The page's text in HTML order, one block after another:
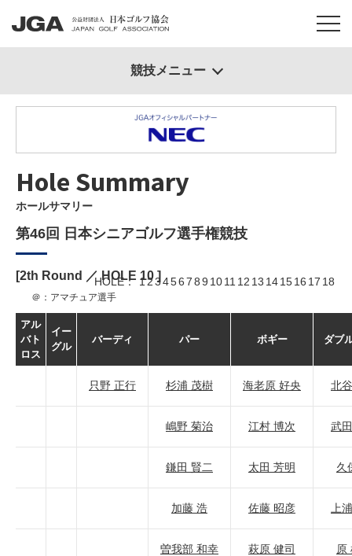
Hole Summary
ホールサマリー
第46回 日本シニアゴルフ選手権競技
[2th Round ／ HOLE 10]
HOLE 123456789 1011 12 13 141516 17 18
＠：アマチュア選手
アル
バト
ロス
イー
グル
バーディ パー ボギー ダブ
只野 正行 杉浦 茂樹 海老原 好央 北
嶋野 菊治 江村 博次 武
鎌田 賢二 太田 芳明 久
加藤 浩 佐藤 昭彦 上
曽我部 和幸 萩原 健司 原
競技メニュー